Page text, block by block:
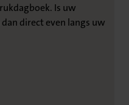
Is uw
direct even langs uw